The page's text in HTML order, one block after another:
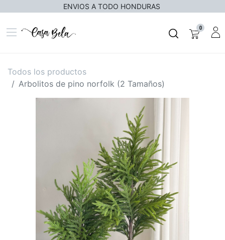
ENVIOS A TODO HONDURAS
0
Todos los productos
Arbolitos de pino norfolk (2 Tamaños)